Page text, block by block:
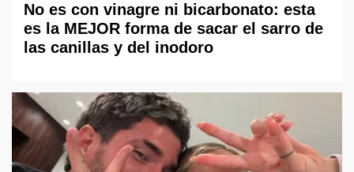
No es con vinagre ni bicarbonato: esta
es la MEJOR forma de sacar el sarro de
las canillas y del inodoro